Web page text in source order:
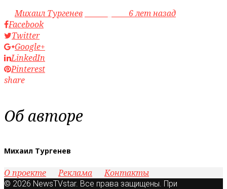
byМихаил Тургенев
6 лет назад
Facebook
Twitter
Google+
LinkedIn
Pinterest
share
Об авторе
Михаил Тургенев
О проекте Реклама Контакты
© 2026 NewsTVstar. Все права защищены. При